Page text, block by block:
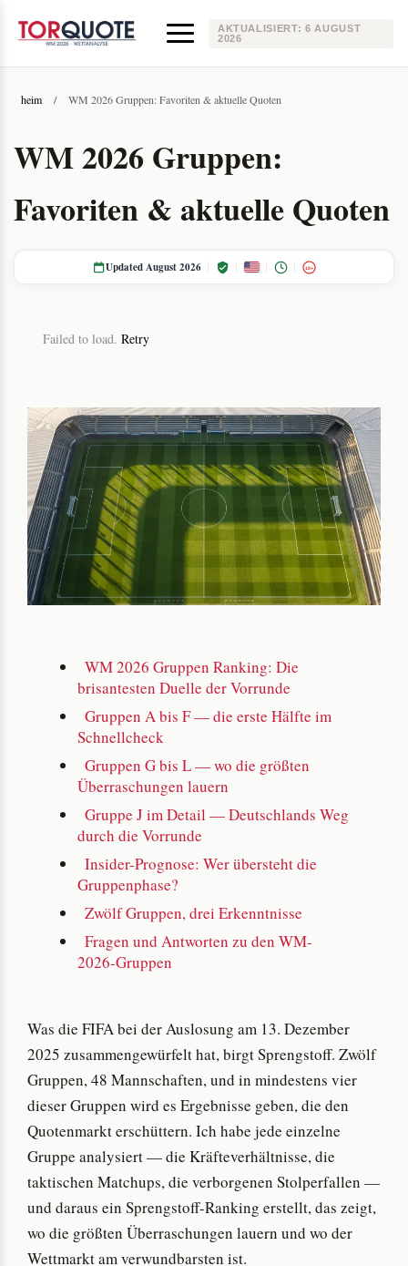
AKTUALISIERT:6 AUGUST
2026
heim / WM 2026 Gruppen: Favoriten & aktuelle Quoten
WM 2026 Gruppen:
Favoriten & aktuelle Quoten
Updated August 2026 18+
Failed to load. Retry
WM 2026 Gruppen Ranking: Die
brisantesten Duelle der Vorrunde
Gruppen A bis F — die erste Hälfte im
Schnellcheck
Gruppen G bis L — wo die größten
Überraschungen lauern
Gruppe J im Detail — Deutschlands Weg
durch die Vorrunde
Insider-Prognose: Wer übersteht die
Gruppenphase?
Zwölf Gruppen, drei Erkenntnisse
Fragen und Antworten zu den WM-
2026-Gruppen
Was die FIFA bei der Auslosung am 13. Dezember
2025 zusammengewürfelt hat, birgt Sprengstoff. Zwölf
Gruppen, 48 Mannschaften, und in mindestens vier
dieser Gruppen wird es Ergebnisse geben, die den
Quotenmarkt erschüttern. Ich habe jede einzelne
Gruppe analysiert — die Kräfteverhältnisse, die
taktischen Matchups, die verborgenen Stolperfallen —
und daraus ein Sprengstoff-Ranking erstellt, das zeigt,
wo die größten Überraschungen lauern und wo der
Wettmarkt am verwundbarsten ist.